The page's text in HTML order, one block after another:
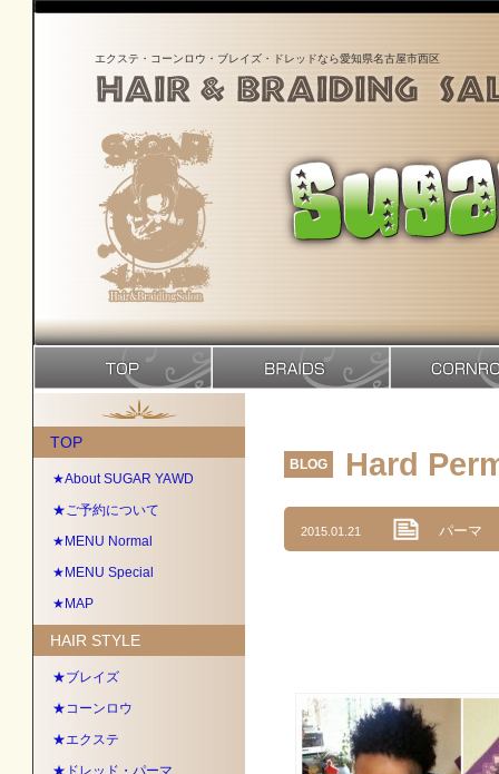
エクステ・コーンロウ・ブレイズ・ドレッドなら愛知県名古屋市西区
Hard
BLOG
2015.01.21 パーマ
TOP
★About SUGAR YAWD
★ご予約について
★MENU Normal
★MENU Special
★MAP
HAIR STYLE
★ブレイズ
★コーンロウ
★エクステ
★ドレッド・パーマ